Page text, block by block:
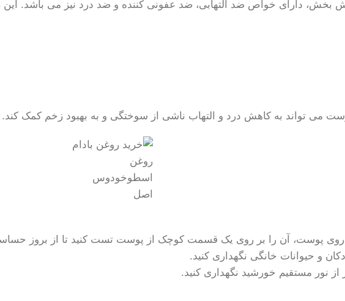
دارای خواص ضد التهابی، ضد عفونی کننده و ضد درد نیز می باشد. این
می تواند به کاهش درد و التهاب ناشی از سوختگی و به بهبود زخم کمک کند.
روغن
اسطوخودوس
اصل
پوست، آن را بر روی یک قسمت کوچک از پوست تست کنید تا از بروز
و حیوانات خانگی نگهداری کنید.
نور مستقیم خورشید نگهداری کنید.